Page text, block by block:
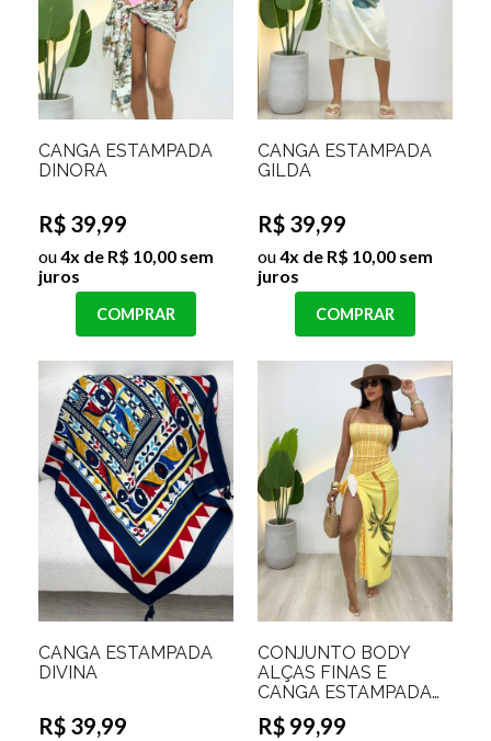
CANGA ESTAMPADA
DINORA
R$ 39,99
ou4x de R$ 10,00 sem
juros
COMPRAR
CANGA ESTAMPADA
GILDA
R$ 39,99
ou4x de R$ 10,00 sem
juros
COMPRAR
CANGA ESTAMPADA
DIVINA
R$ 39,99
CONJUNTO BODY
ALÇAS FINAS E
CANGA ESTAMPADA
HELENA
R$ 99,99